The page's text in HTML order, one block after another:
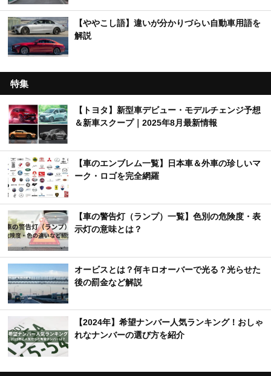
【ややこし語】違いが分かりづらい自動車用語を
解説
特集
【トヨタ】新型車デビュー・モデルチェンジ予想
＆新車スクープ｜2025年8月最新情報
【車のエンブレム一覧】日本車＆外車の珍しいマ
ーク・ロゴを完全網羅
【車の警告灯（ランプ）一覧】色別の危険度・表
示灯の意味とは？
オービスとは？何キロオーバーで光る？光らせた
後の罰金など解説
【2024年】希望ナンバー人気ランキング！おしゃ
れなナンバーの選び方を紹介